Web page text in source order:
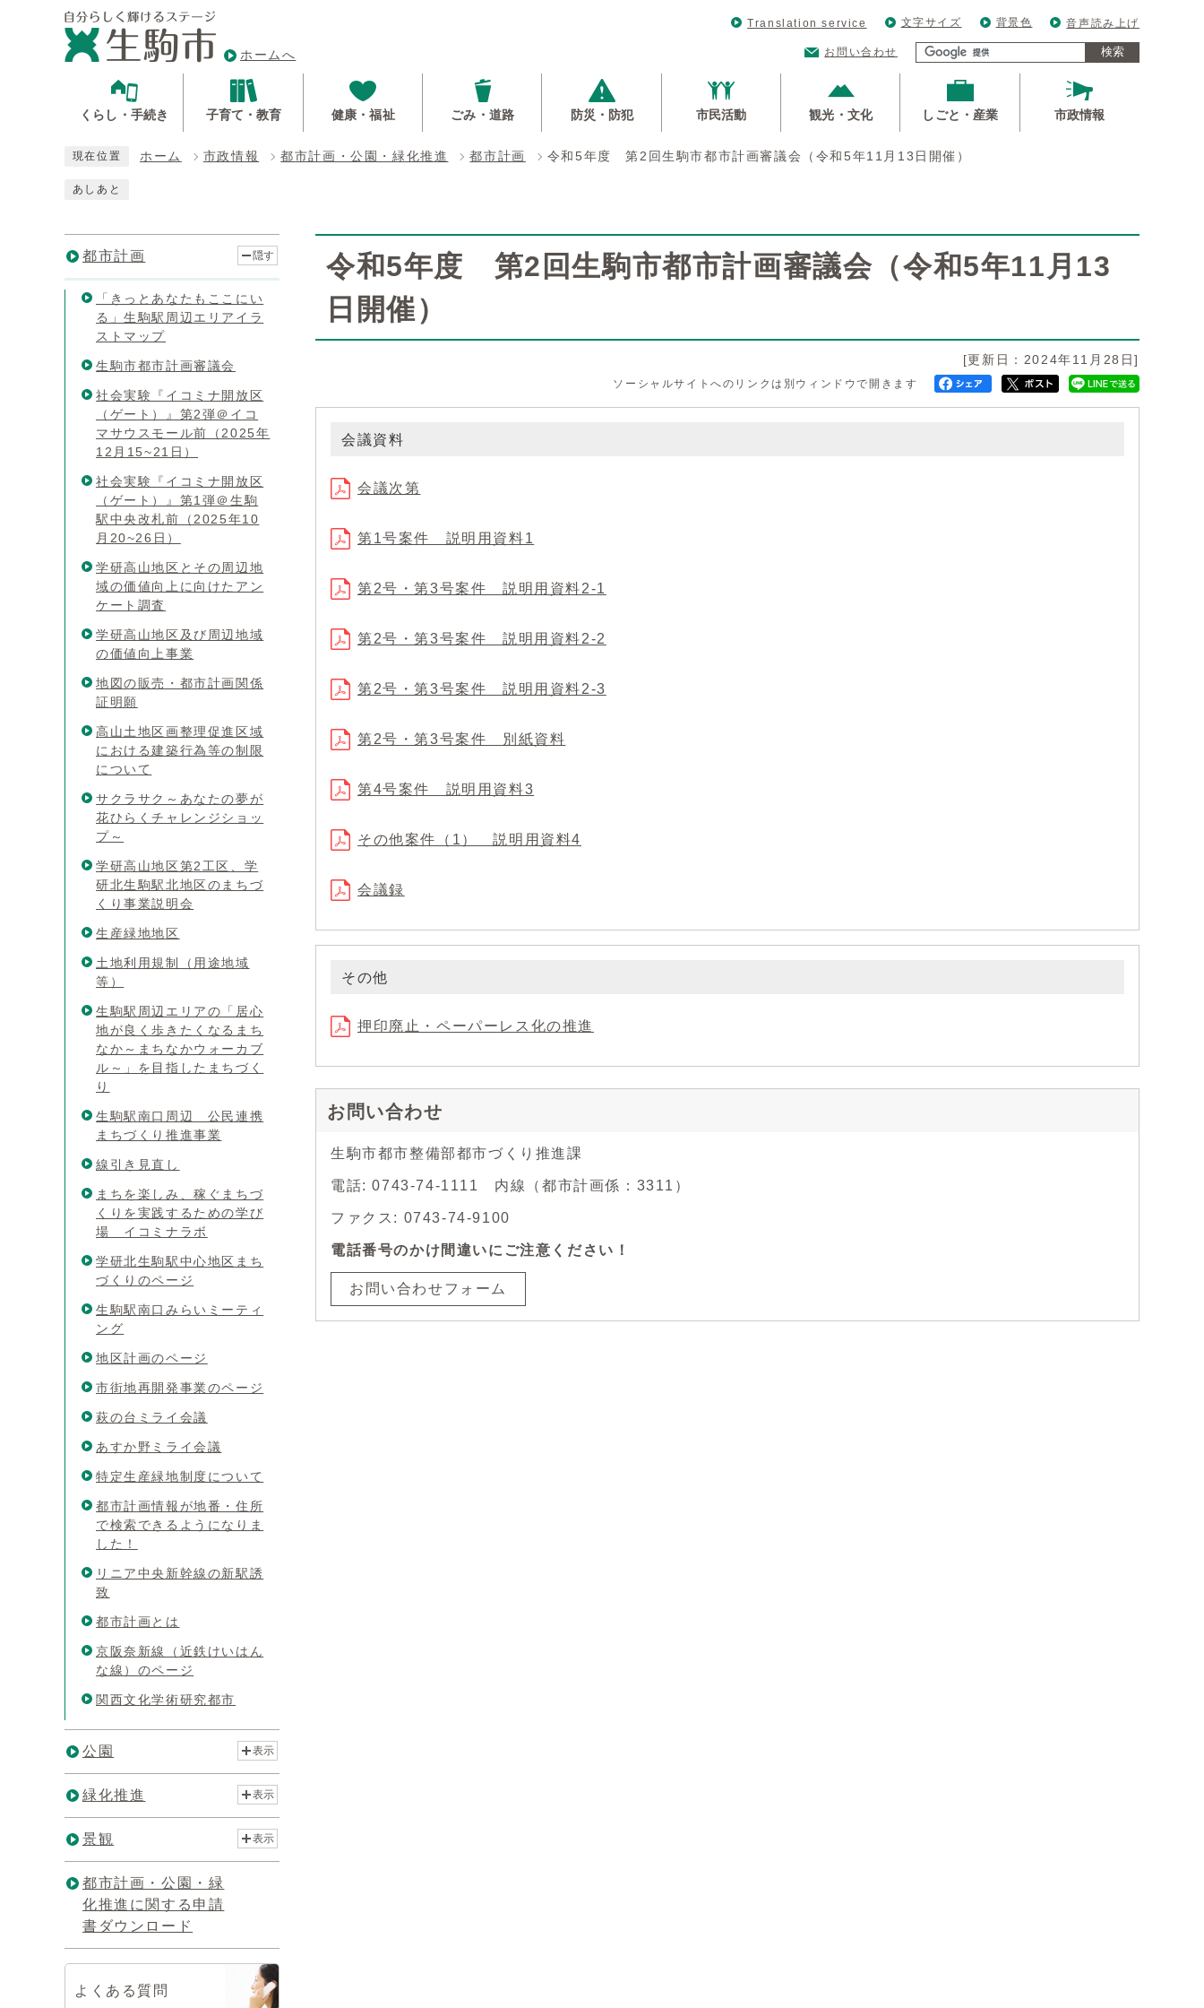
ホームへ
Translation service 文字サイズ 背景色 音声読み上げ
お問い合わせ 検索
くらし・手続き 子育て・教育 健康・福祉 ごみ・道路 防災・防犯 市民活動 観光・文化 しごと・産業 市政情報
現在位置 ホーム 市政情報 都市計画・公園・緑化推進 都市計画 令和5年度 第2回生駒市都市計画審議会（令和5年11月13日開催）
あしあと
令和5年度 第2回生駒市都市計画審議会（令和5年11月13
日開催）
[更新日：2024年11月28日]
ソーシャルサイトへのリンクは別ウィンドウで開きます
会議資料
会議次第
第1号案件 説明用資料1
第2号・第3号案件 説明用資料2-1
第2号・第3号案件 説明用資料2-2
第2号・第3号案件 説明用資料2-3
第2号・第3号案件 別紙資料
第4号案件 説明用資料3
その他案件（1） 説明用資料4
会議録
その他
押印廃止・ペーパーレス化の推進
お問い合わせ
生駒市都市整備部都市づくり推進課
電話: 0743-74-1111 内線（都市計画係：3311）
ファクス: 0743-74-9100
電話番号のかけ間違いにご注意ください！
お問い合わせフォーム
都市計画 隠す
「きっとあなたもここにい
る」生駒駅周辺エリアイラ
ストマップ
生駒市都市計画審議会
社会実験『イコミナ開放区
（ゲート）』第2弾＠イコ
マサウスモール前（2025年
12月15~21日）
社会実験『イコミナ開放区
（ゲート）』第1弾＠生駒
駅中央改札前（2025年10
月20~26日）
学研高山地区とその周辺地
域の価値向上に向けたアン
ケート調査
学研高山地区及び周辺地域
の価値向上事業
地図の販売・都市計画関係
証明願
高山土地区画整理促進区域
における建築行為等の制限
について
サクラサク～あなたの夢が
花ひらくチャレンジショッ
プ～
学研高山地区第2工区、学
研北生駒駅北地区のまちづ
くり事業説明会
生産緑地地区
土地利用規制（用途地域
等）
生駒駅周辺エリアの「居心
地が良く歩きたくなるまち
なか～まちなかウォーカブ
ル～」を目指したまちづく
り
生駒駅南口周辺 公民連携
まちづくり推進事業
線引き見直し
まちを楽しみ、稼ぐまちづ
くりを実践するための学び
場 イコミナラボ
学研北生駒駅中心地区まち
づくりのページ
生駒駅南口みらいミーティ
ング
地区計画のページ
市街地再開発事業のページ
萩の台ミライ会議
あすか野ミライ会議
特定生産緑地制度について
都市計画情報が地番・住所
で検索できるようになりま
した！
リニア中央新幹線の新駅誘
致
都市計画とは
京阪奈新線（近鉄けいはん
な線）のページ
関西文化学術研究都市
公園 表示
緑化推進 表示
景観 表示
都市計画・公園・緑
化推進に関する申請
書ダウンロード
よくある質問